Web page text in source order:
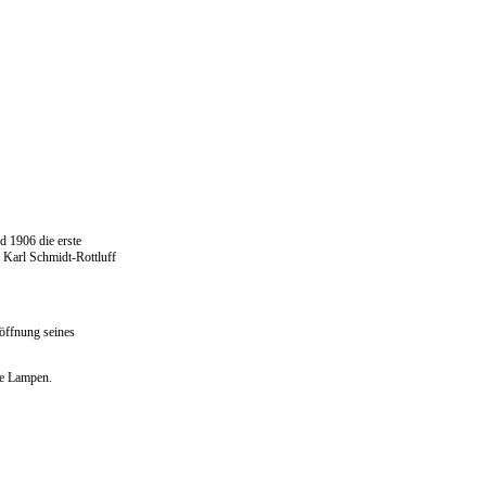
1906 die erste
Karl Schmidt-Rottluff
seines
Lampen.